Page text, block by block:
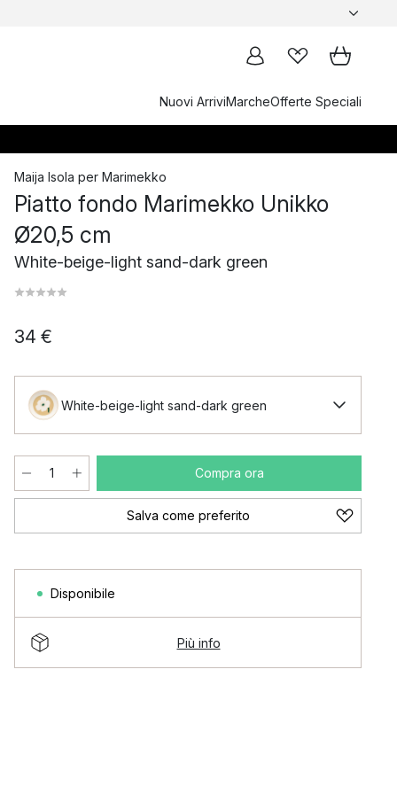
Nuovi ArriviMarcheOfferte Speciali
Maija Isola per Marimekko
Piatto fondo Marimekko Unikko
Ø20,5 cm
White-beige-light sand-dark green
34 €
White-beige-light sand-dark green
Compra ora
Salva come preferito
Disponibile
Più info